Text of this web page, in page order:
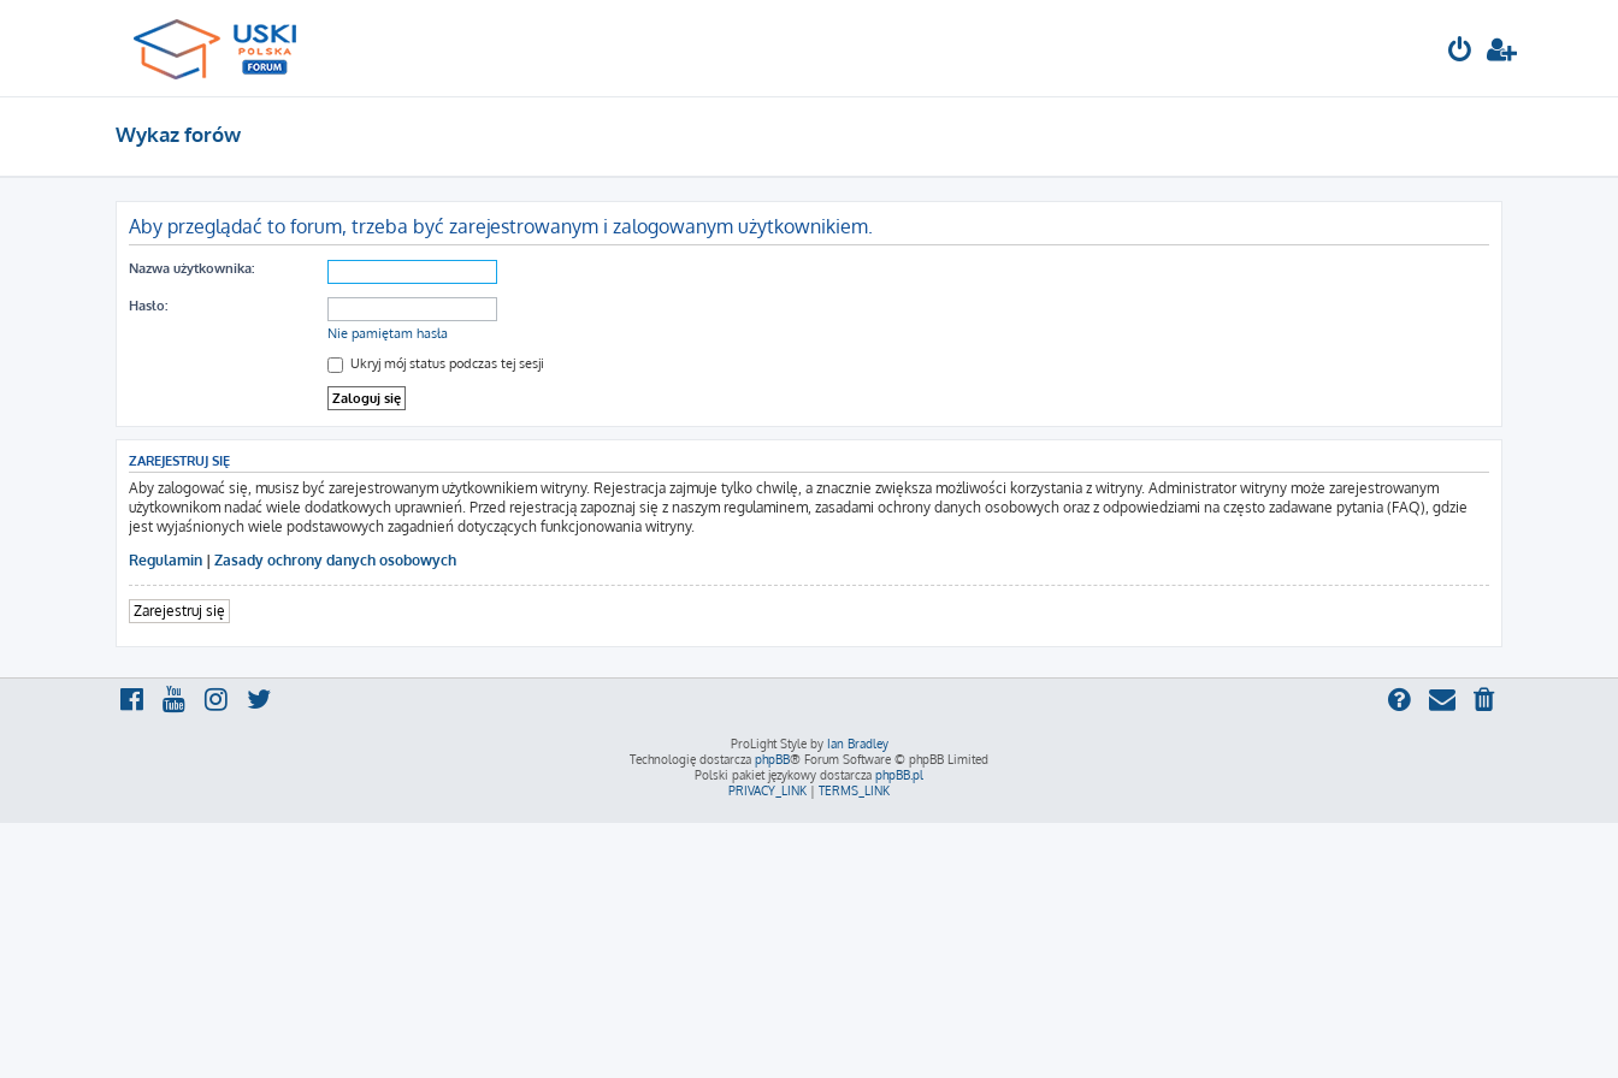
Wykaz forów
Aby przeglądać to forum, trzeba być zarejestrowanym i zalogowanym użytkownikiem.
Nazwa użytkownika:
Hasło:
Nie pamiętam hasła
Ukryj mój status podczas tej sesji
ZAREJESTRUJ SIĘ
Aby zalogować się, musisz być zarejestrowanym użytkownikiem witryny. Rejestracja zajmuje tylko chwilę, a znacznie zwiększa możliwości korzystania z witryny. Administrator witryny może zarejestrowanym
użytkownikom nadać wiele dodatkowych uprawnień. Przed rejestracją zapoznaj się z naszym regulaminem, zasadami ochrony danych osobowych oraz z odpowiedziami na często zadawane pytania (FAQ), gdzie
jest wyjaśnionych wiele podstawowych zagadnień dotyczących funkcjonowania witryny.
Regulamin | Zasady ochrony danych osobowych
Zarejestruj się
ProLight Style by Ian Bradley
Technologię dostarcza phpBB® Forum Software © phpBB Limited
Polski pakiet językowy dostarcza phpBB.pl
PRIVACY_LINK | TERMS_LINK